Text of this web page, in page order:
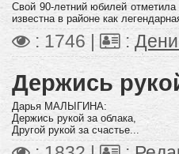
Свой 90-летний юбилей
известна в районе как
: 1746 | :
Держись
Дарья МАЛЫГИНА:
Держись рукой за облака,
Другой рукой за счастье...